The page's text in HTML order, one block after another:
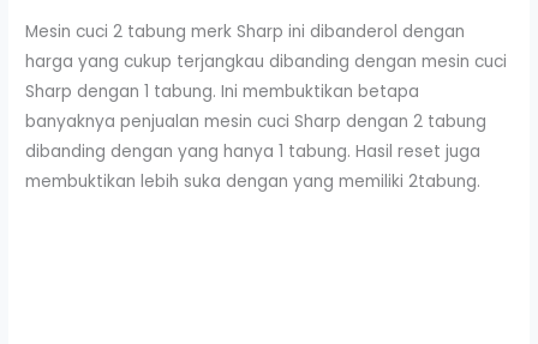
Mesin cuci 2 tabung merk Sharp ini dibanderol dengan
harga yang cukup terjangkau dibanding dengan mesin cuci
Sharp dengan 1 tabung. Ini membuktikan betapa
banyaknya penjualan mesin cuci Sharp dengan 2 tabung
dibanding dengan yang hanya 1 tabung. Hasil reset juga
membuktikan lebih suka dengan yang memiliki 2tabung.